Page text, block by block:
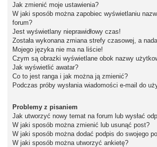
Jak zmienić moje ustawienia?
W jaki sposób można zapobiec wyświetlaniu
forum?
Jest wyświetlany nieprawidłowy czas!
Została wykonana zmiana strefy czasowej, a
Mojego języka nie ma na liście!
Czym są obrazki wyświetlane obok nazwy
Jak wyświetlić awatar?
Co to jest ranga i jak można ją zmienić?
Podczas próby wysłania wiadomości e-mail do
Problemy z pisaniem
Jak utworzyć nowy temat na forum lub wysłać
W jaki sposób można zmienić lub usunąć post?
W jaki sposób można dodać podpis do swojego
W jaki sposób można utworzyć ankietę?